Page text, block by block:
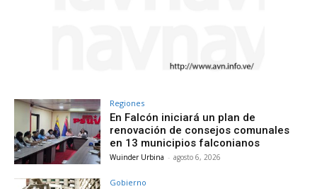
Regiones
En Falcón iniciará un plan de
renovación de consejos comunales
en 13 municipios falconianos
Wuinder Urbina - agosto 6, 2026
Gobierno